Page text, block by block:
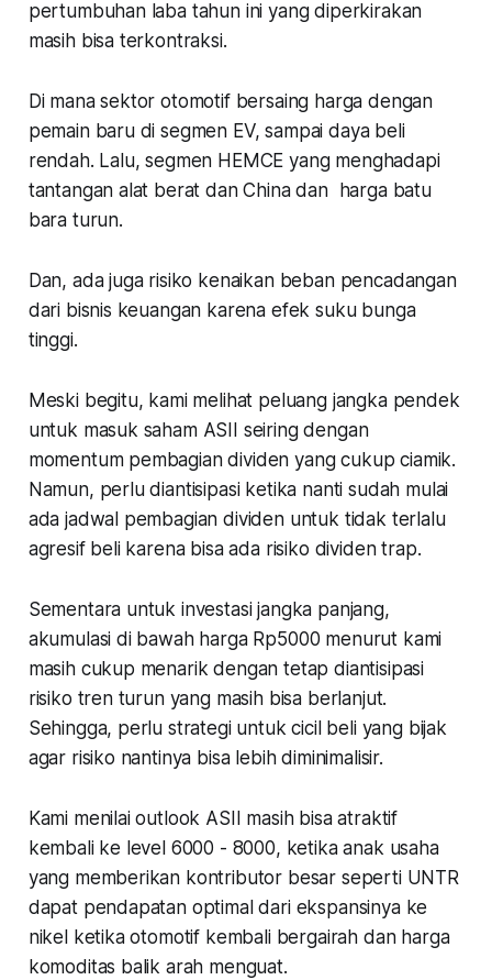
pertumbuhan laba tahun ini yang diperkirakan
masih bisa terkontraksi.
Di mana sektor otomotif bersaing harga dengan
pemain baru di segmen EV, sampai daya beli
rendah. Lalu, segmen HEMCE yang menghadapi
tantangan alat berat dan China dan harga batu
bara turun.
Dan, ada juga risiko kenaikan beban pencadangan
dari bisnis keuangan karena efek suku bunga
tinggi.
Meski begitu, kami melihat peluang jangka pendek
untuk masuk saham ASII seiring dengan
momentum pembagian dividen yang cukup ciamik.
Namun, perlu diantisipasi ketika nanti sudah mulai
ada jadwal pembagian dividen untuk tidak terlalu
agresif beli karena bisa ada risiko dividen trap.
Sementara untuk investasi jangka panjang,
akumulasi di bawah harga Rp5000 menurut kami
masih cukup menarik dengan tetap diantisipasi
risiko tren turun yang masih bisa berlanjut.
Sehingga, perlu strategi untuk cicil beli yang bijak
agar risiko nantinya bisa lebih diminimalisir.
Kami menilai outlook ASII masih bisa atraktif
kembali ke level 6000 - 8000, ketika anak usaha
yang memberikan kontributor besar seperti UNTR
dapat pendapatan optimal dari ekspansinya ke
nikel ketika otomotif kembali bergairah dan harga
komoditas balik arah menguat.